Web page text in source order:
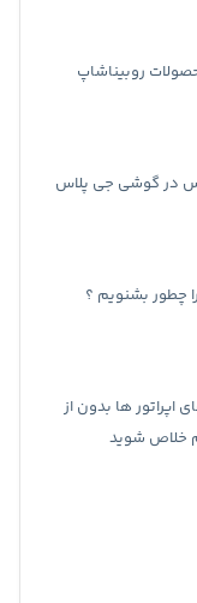
روبیناشاپ
در گوشی جی پلاس
چطور بشنویم ؟
اپراتور ها بدون از
خلاص شوید